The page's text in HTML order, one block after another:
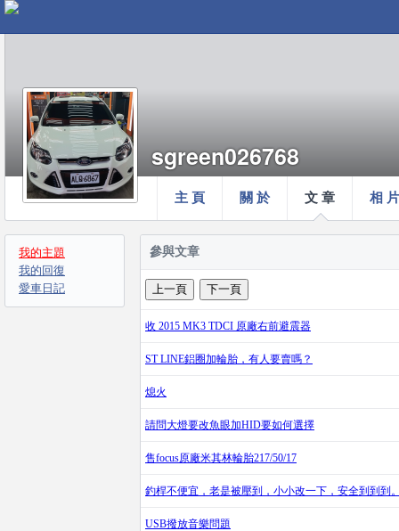
主 頁 關 於 文 章 相 片
sgreen026768
我的主題
我的回復
愛車日記
參與文章
收 2015 MK3 TDCI 原廠右前避震器
ST LINE鋁圈加輪胎，有人要賣嗎？
熄火
請問大燈要改魚眼加HID要如何選擇
售focus原廠米其林輪胎217/50/17
釣桿不便宜，老是被壓到，小小改一下，安全到到到
USB撥放音樂問題